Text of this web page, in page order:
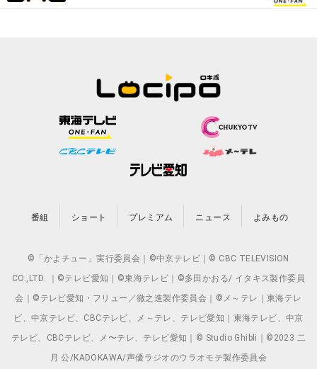
番組 ショート プレミアム ニュース よみもの
©「かよチュー」実行委員会｜©中京テレビ｜© CBC TELEVISION
CO.,LTD. ｜©テレビ愛知｜©東海テレビ｜©多田かおる/ イタキス製作委員
会｜©テレビ愛知・フリュー／徹之進製作委員会｜©メ～テレ｜東海テレ
ビ、中京テレビ、CBCテレビ、メ～テレ、テレビ愛知｜東海テレビ、中京
テレビ、CBCテレビ、メ〜テレ、テレビ愛知｜© Studio Ghibli｜©2023 二
月 公/KADOKAWA/声優ラジオのウラオモテ製作委員会